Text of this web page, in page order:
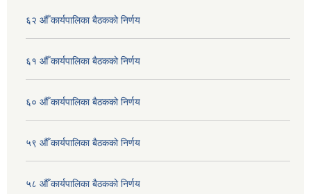
६२ औँ कार्यपालिका बैठकको निर्णय
६१ औँ कार्यपालिका बैठकको निर्णय
६० औँ कार्यपालिका बैठकको निर्णय
५९ औँ कार्यपालिका बैठकको निर्णय
५८ औँ कार्यपालिका बैठकको निर्णय